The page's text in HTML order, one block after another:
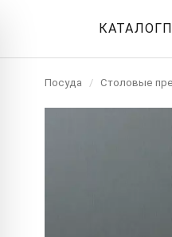
КАТАЛОГ
Посуда / Столовые